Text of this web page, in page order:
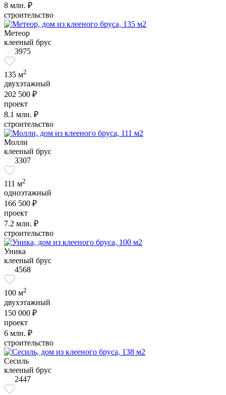
8 млн. ₽
строительство
Метеор
клееный брус
3975
135 м2
двухэтажный
202 500 ₽
проект
8.1 млн. ₽
строительство
Молли
клееный брус
3307
111 м2
одноэтажный
166 500 ₽
проект
7.2 млн. ₽
строительство
Уника
клееный брус
4568
100 м2
двухэтажный
150 000 ₽
проект
6 млн. ₽
строительство
Сесиль
клееный брус
2447